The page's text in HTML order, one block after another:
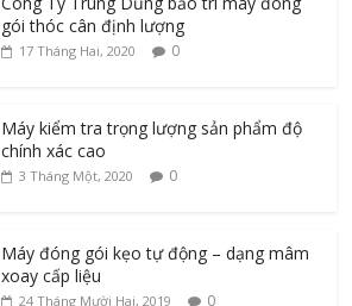
gói thóc cân định lượng
17 Tháng Hai, 2020 0
Máy kiểm tra trọng lượng sản phẩm độ
chính xác cao
3 Tháng Một, 2020 0
Máy đóng gói kẹo tự động – dạng mâm
xoay cấp liệu
24 Tháng Mười Hai, 2019 0